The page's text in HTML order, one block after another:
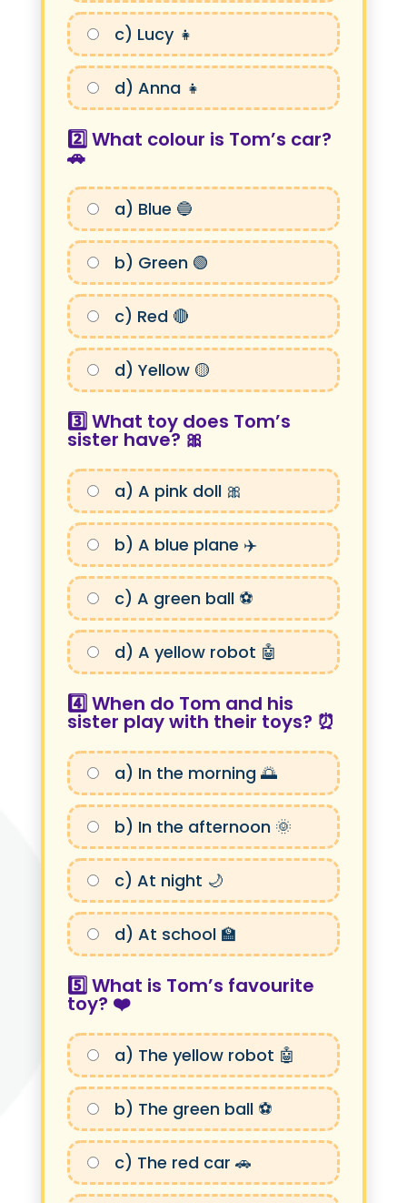
c) Lucy 👧
d) Anna 👧
2️⃣ What colour is Tom’s car?
🚗
a) Blue 🔵
b) Green 🟢
c) Red 🔴
d) Yellow 🟡
3️⃣ What toy does Tom’s
sister have? 🎀
a) A pink doll 🎀
b) A blue plane ✈️
c) A green ball ⚽
d) A yellow robot 🤖
4️⃣ When do Tom and his
sister play with their toys? ⏰
a) In the morning 🌅
b) In the afternoon 🌞
c) At night 🌙
d) At school 🏫
5️⃣ What is Tom’s favourite
toy? ❤️
a) The yellow robot 🤖
b) The green ball ⚽
c) The red car 🚗